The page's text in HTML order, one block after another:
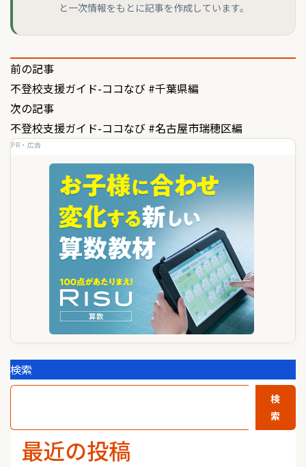
と一次情報をもとに記事を作成しています。
投
稿
ナ
ビ
前の記事
不登校支援ガイド-ココなび #千葉県編
次の記事
不登校支援ガイド-ココなび #名古屋市瑞穂区編
PR・広告
検索
検
索
最近の投稿